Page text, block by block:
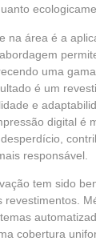
na área é a
uma
é um
e
digital é
responsável.
tem sido
revestimentos.
cobertura